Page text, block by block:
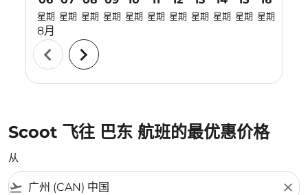
星期
8月
星期 星期 星期 星期 星期 星期 星期 星期 星期 星期
chevron_left chevron_right
Scoot 飞往 巴东 航班的最优惠价格
从
flight_takeoff close